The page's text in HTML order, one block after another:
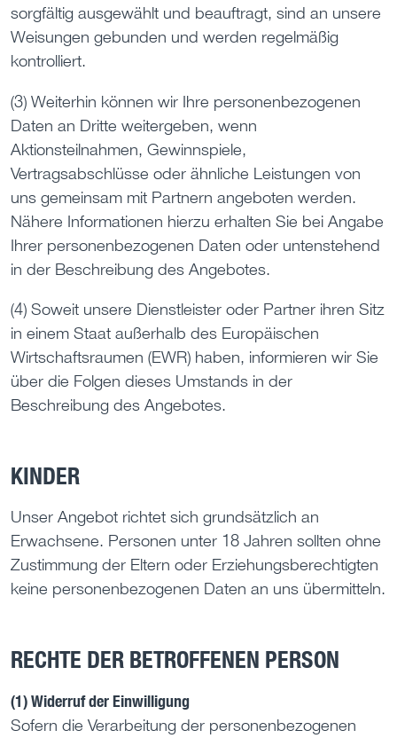
sorgfältig ausgewählt und beauftragt, sind an unsere
Weisungen gebunden und werden regelmäßig
kontrolliert.
(3) Weiterhin können wir Ihre personenbezogenen
Daten an Dritte weitergeben, wenn
Aktionsteilnahmen, Gewinnspiele,
Vertragsabschlüsse oder ähnliche Leistungen von
uns gemeinsam mit Partnern angeboten werden.
Nähere Informationen hierzu erhalten Sie bei Angabe
Ihrer personenbezogenen Daten oder untenstehend
in der Beschreibung des Angebotes.
(4) Soweit unsere Dienstleister oder Partner ihren Sitz
in einem Staat außerhalb des Europäischen
Wirtschaftsraumen (EWR) haben, informieren wir Sie
über die Folgen dieses Umstands in der
Beschreibung des Angebotes.
KINDER
Unser Angebot richtet sich grundsätzlich an
Erwachsene. Personen unter 18 Jahren sollten ohne
Zustimmung der Eltern oder Erziehungsberechtigten
keine personenbezogenen Daten an uns übermitteln.
RECHTE DER BETROFFENEN PERSON
(1) Widerruf der Einwilligung
Sofern die Verarbeitung der personenbezogenen